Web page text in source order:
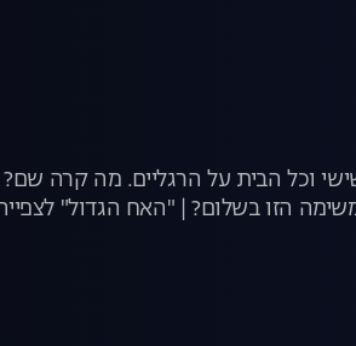
וכל הבית על הרגליים. מה קרה שם?
הזו בשלום? | "האח הגדול"